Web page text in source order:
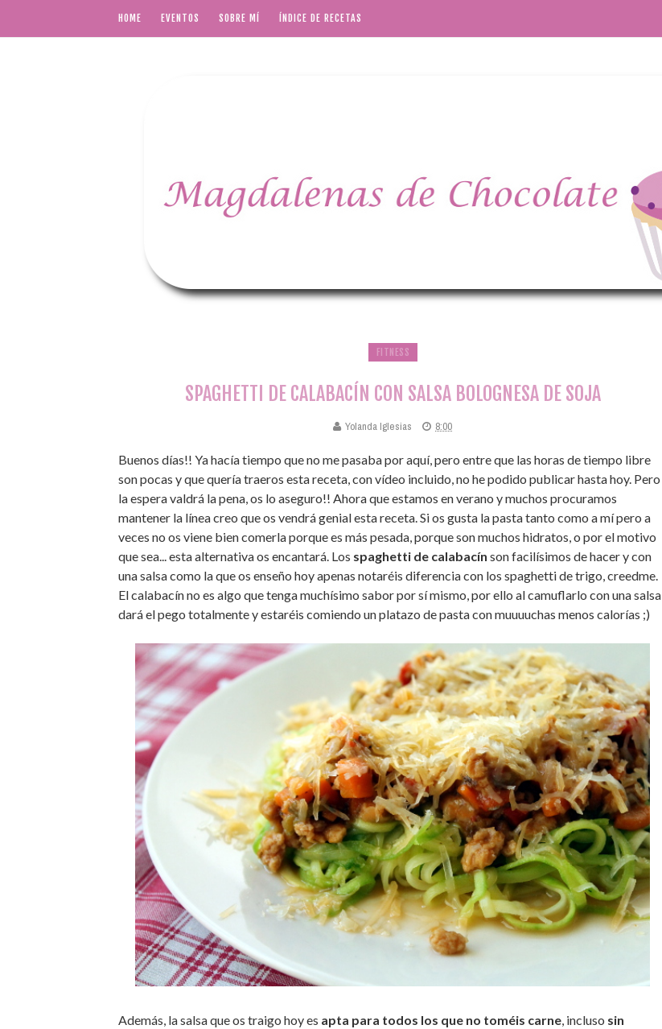
HOME EVENTOS SOBRE MÍ ÍNDICE DE RECETAS
FITNESS
SPAGHETTI DE CALABACÍN CON SALSA BOLOGNESA DE SOJA
Yolanda Iglesias 8:00
Buenos días!! Ya hacía tiempo que no me pasaba por aquí, pero entre que las horas de tiempo libre
son pocas y que quería traeros esta receta, con vídeo incluido, no he podido publicar hasta hoy. Pero
la espera valdrá la pena, os lo aseguro!! Ahora que estamos en verano y muchos procuramos
mantener la línea creo que os vendrá genial esta receta. Si os gusta la pasta tanto como a mí pero a
veces no os viene bien comerla porque es más pesada, porque son muchos hidratos, o por el motivo
que sea... esta alternativa os encantará. Los spaghetti de calabacín son facilísimos de hacer y con
una salsa como la que os enseño hoy apenas notaréis diferencia con los spaghetti de trigo, creedme.
El calabacín no es algo que tenga muchísimo sabor por sí mismo, por ello al camuflarlo con una salsa
dará el pego totalmente y estaréis comiendo un platazo de pasta con muuuuchas menos calorías ;)
Además, la salsa que os traigo hoy es apta para todos los que no toméis carne, incluso sin